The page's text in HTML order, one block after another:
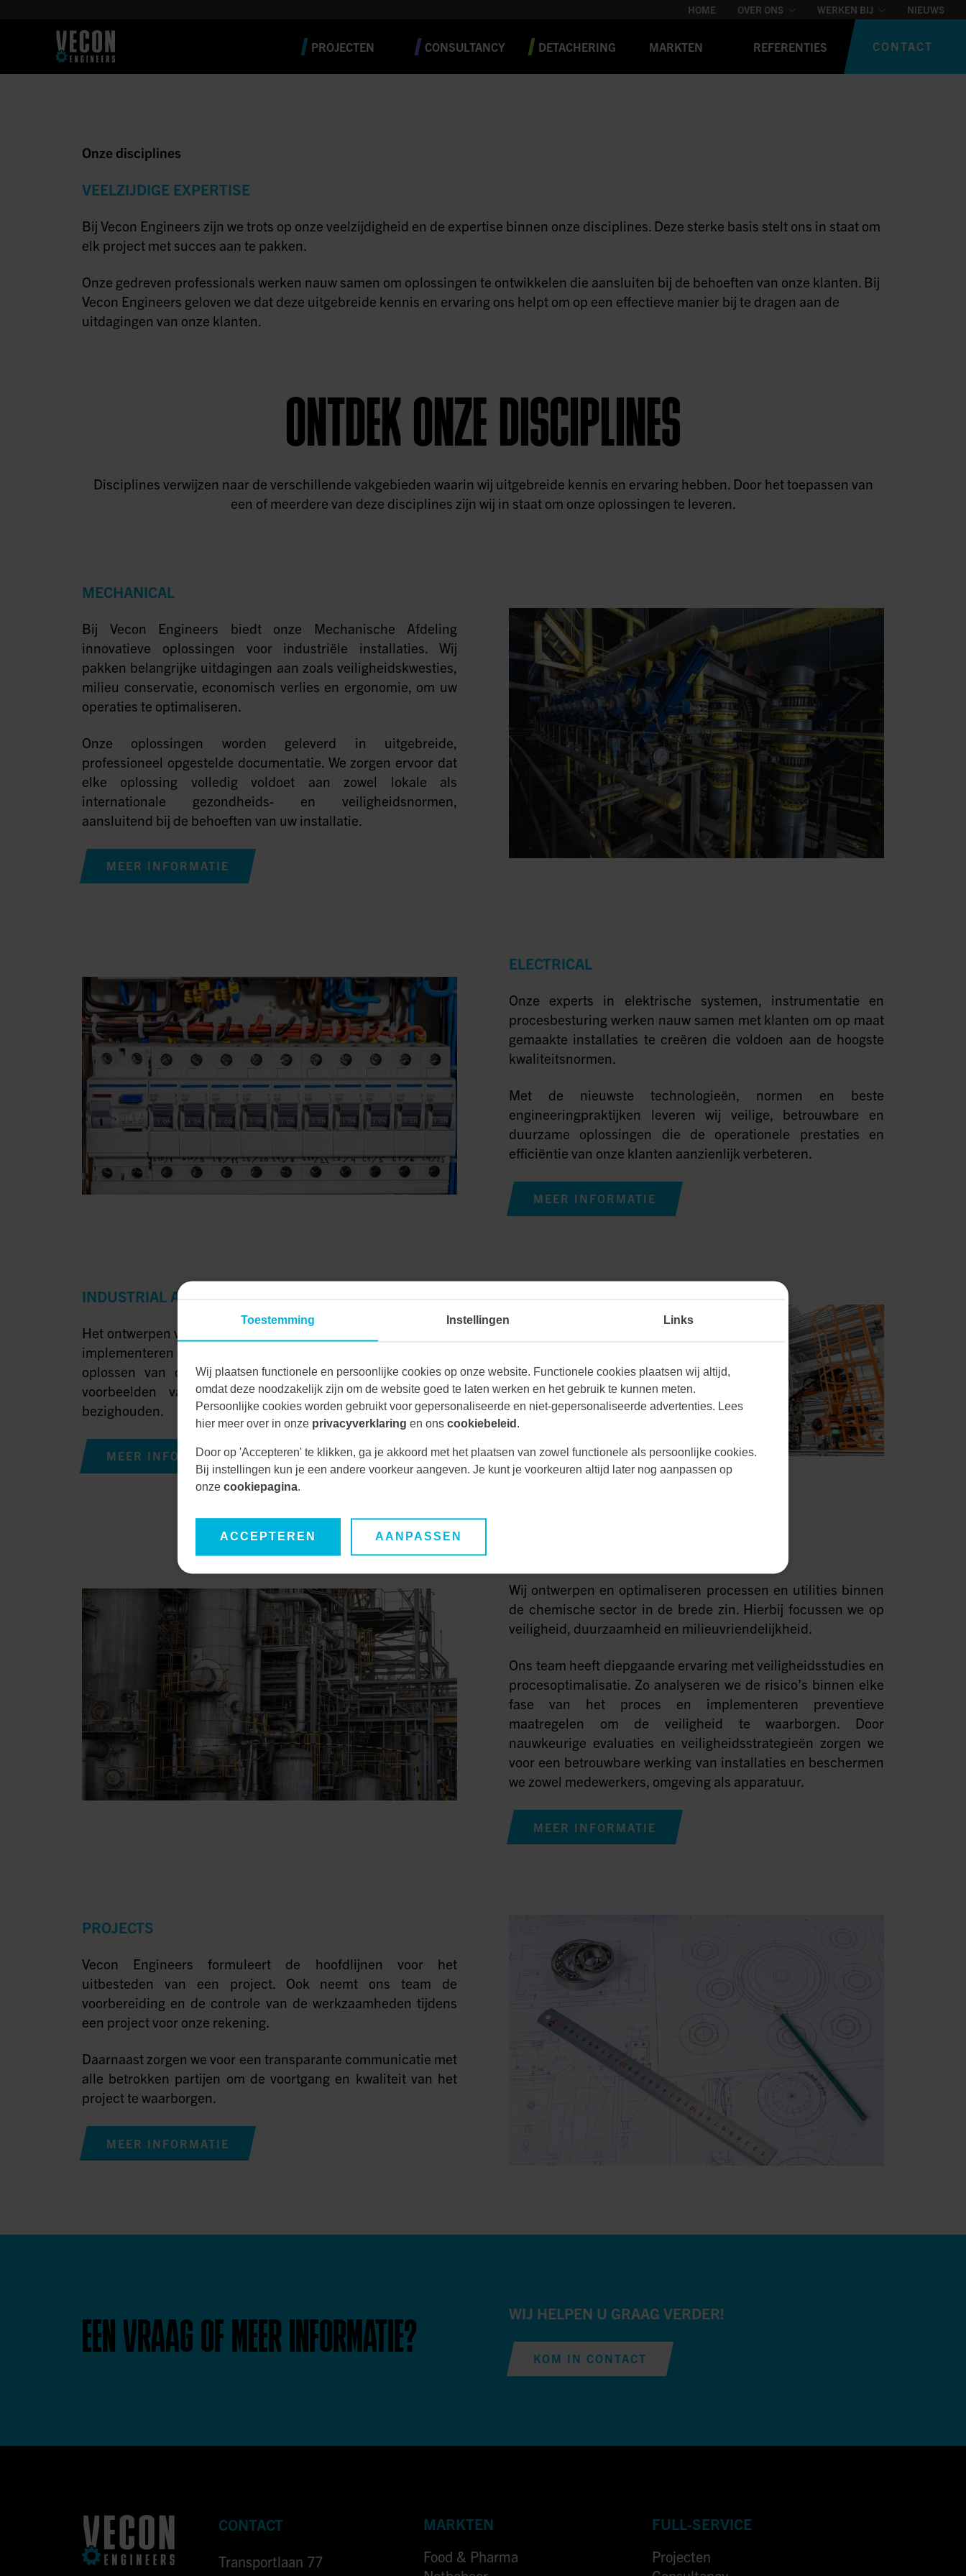
HOME OVER ONS WERKEN BIJ NIEUWS
PROJECTEN CONSULTANCY DETACHERING MARKTEN REFERENTIES CONTACT
Onze disciplines
VEELZIJDIGE EXPERTISE
Bij Vecon Engineers zijn we trots op onze veelzijdigheid en de expertise binnen onze disciplines. Deze sterke basis stelt ons in staat om
elk project met succes aan te pakken.
Onze gedreven professionals werken nauw samen om oplossingen te ontwikkelen die aansluiten bij de behoeften van onze klanten. Bij
Vecon Engineers geloven we dat deze uitgebreide kennis en ervaring ons helpt om op een effectieve manier bij te dragen aan de
uitdagingen van onze klanten.
ONTDEK ONZE DISCIPLINES
Disciplines verwijzen naar de verschillende vakgebieden waarin wij uitgebreide kennis en ervaring hebben. Door het toepassen van
een of meerdere van deze disciplines zijn wij in staat om onze oplossingen te leveren.
MECHANICAL
Bij Vecon Engineers biedt onze Mechanische Afdeling
innovatieve oplossingen voor industriële installaties. Wij
pakken belangrijke uitdagingen aan zoals veiligheidskwesties,
milieu conservatie, economisch verlies en ergonomie, om uw
operaties te optimaliseren.
Onze oplossingen worden geleverd in uitgebreide,
professioneel opgestelde documentatie. We zorgen ervoor dat
elke oplossing volledig voldoet aan zowel lokale als
internationale gezondheids- en veiligheidsnormen,
aansluitend bij de behoeften van uw installatie.
MEER INFORMATIE
ELECTRICAL
Onze experts in elektrische systemen, instrumentatie en
procesbesturing werken nauw samen met klanten om op maat
gemaakte installaties te creëren die voldoen aan de hoogste
kwaliteitsnormen.
Met de nieuwste technologieën, normen en beste
engineeringpraktijken leveren wij veilige, betrouwbare en
duurzame oplossingen die de operationele prestaties en
efficiëntie van onze klanten aanzienlijk verbeteren.
MEER INFORMATIE
INDUSTRIAL AUTOMATION
Het ontwerpen van de procesbesturing voor een pilotplant, het
implementeren van een nieuwe machinebesturing en het
oplossen van complexe storingen zijn slechts een aantal
voorbeelden van de werkzaamheden waarmee wij ons
bezighouden.
MEER INFORMATIE
Wij ontwerpen en optimaliseren processen en utilities binnen
de chemische sector in de brede zin. Hierbij focussen we op
veiligheid, duurzaamheid en milieuvriendelijkheid.
Ons team heeft diepgaande ervaring met veiligheidsstudies en
procesoptimalisatie. Zo analyseren we de risico’s binnen elke
fase van het proces en implementeren preventieve
maatregelen om de veiligheid te waarborgen. Door
nauwkeurige evaluaties en veiligheidsstrategieën zorgen we
voor een betrouwbare werking van installaties en beschermen
we zowel medewerkers, omgeving als apparatuur.
MEER INFORMATIE
PROJECTS
Vecon Engineers formuleert de hoofdlijnen voor het
uitbesteden van een project. Ook neemt ons team de
voorbereiding en de controle van de werkzaamheden tijdens
een project voor onze rekening.
Daarnaast zorgen we voor een transparante communicatie met
alle betrokken partijen om de voortgang en kwaliteit van het
project te waarborgen.
MEER INFORMATIE
EEN VRAAG OF MEER INFORMATIE?
WIJ HELPEN U GRAAG VERDER!
KOM IN CONTACT
CONTACT
Transportlaan 77
MARKTEN
Food & Pharma
FULL-SERVICE
Projecten
Toestemming Instellingen Links
Wij plaatsen functionele en persoonlijke cookies op onze website. Functionele cookies plaatsen wij altijd,
omdat deze noodzakelijk zijn om de website goed te laten werken en het gebruik te kunnen meten.
Persoonlijke cookies worden gebruikt voor gepersonaliseerde en niet-gepersonaliseerde advertenties. Lees
hier meer over in onze privacyverklaring en ons cookiebeleid .
Door op 'Accepteren' te klikken, ga je akkoord met het plaatsen van zowel functionele als persoonlijke cookies.
Bij instellingen kun je een andere voorkeur aangeven. Je kunt je voorkeuren altijd later nog aanpassen op
onze cookiepagina.
ACCEPTEREN AANPASSEN